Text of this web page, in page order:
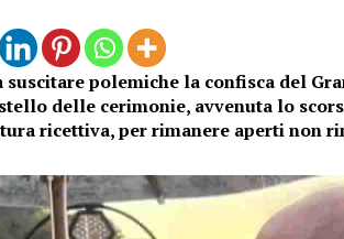
suscitare polemiche la confisca del
delle cerimonie, avvenuta lo
ricettiva, per rimanere aperti non